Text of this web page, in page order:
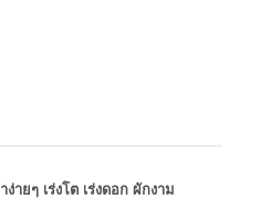
ายๆ เร่งโต เร่งดอก ผักงาม